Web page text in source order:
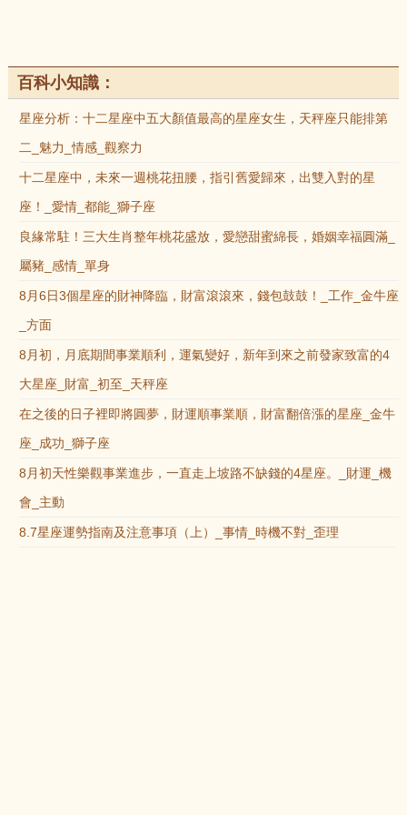
百科小知識：
星座分析：十二星座中五大顏值最高的星座女生，天秤座只能排第
二_魅力_情感_觀察力
十二星座中，未來一週桃花扭腰，指引舊愛歸來，出雙入對的星
座！_愛情_都能_獅子座
良緣常駐！三大生肖整年桃花盛放，愛戀甜蜜綿長，婚姻幸福圓滿_
屬豬_感情_單身
8月6日3個星座的財神降臨，財富滾滾來，錢包鼓鼓！_工作_金牛座
_方面
8月初，月底期間事業順利，運氣變好，新年到來之前發家致富的4
大星座_財富_初至_天秤座
在之後的日子裡即將圓夢，財運順事業順，財富翻倍漲的星座_金牛
座_成功_獅子座
8月初天性樂觀事業進步，一直走上坡路不缺錢的4星座。_財運_機
會_主動
8.7星座運勢指南及注意事項（上）_事情_時機不對_歪理